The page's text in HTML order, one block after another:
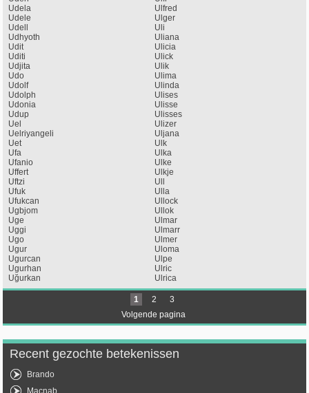
Udela
Udele
Udell
Udhyoth
Udit
Uditi
Udjita
Udo
Udolf
Udolph
Udonia
Udup
Uel
Uelriyangeli
Uet
Ufa
Ufanio
Uffert
Uftzi
Ufuk
Ufukcan
Ugbjom
Uge
Uggi
Ugo
Ugur
Ugurcan
Ugurhan
Uğurkan
Ulfred
Ulger
Uli
Uliana
Ulicia
Ulick
Ulik
Ulima
Ulinda
Ulises
Ulisse
Ulisses
Ulizer
Uljana
Ulk
Ulka
Ulke
Ulkje
Ull
Ulla
Ullock
Ullok
Ulmar
Ulmarr
Ulmer
Uloma
Ulpe
Ulric
Ulrica
1 2
3
Volgende pagina
Recent gezochte betekenissen
Brando
Macnab